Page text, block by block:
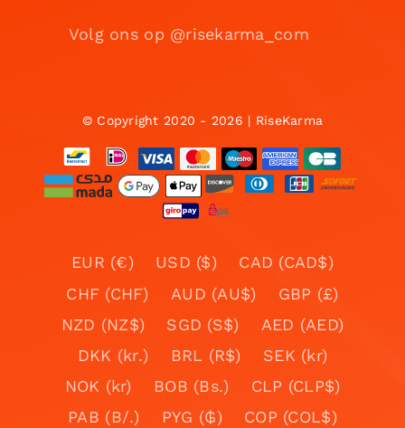
Volg ons op @risekarma_com
© Copyright 2020 - 2026 | RiseKarma
EUR (€) USD ($)
CAD (CAD$)
CHF (CHF)
AUD (AU$)
GBP (£)
NZD (NZ$)
SGD (S$)
AED (AED)
DKK (kr.)
BRL (R$)
SEK (kr)
NOK (kr)
BOB (Bs.)
CLP (CLP$)
PAB (B/.)
PYG (₲)
COP (COL$)